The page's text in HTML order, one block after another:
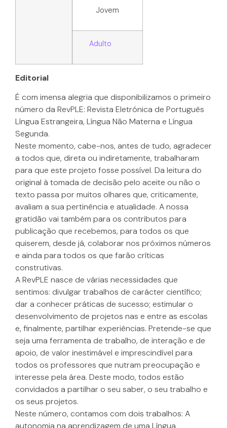
Jovem
Adulto
Editorial
É com imensa alegria que disponibilizamos o primeiro
número da RevPLE: Revista Eletrónica de Português
Língua Estrangeira, Língua Não Materna e Língua
Segunda.
Neste momento, cabe-nos, antes de tudo, agradecer
a todos que, direta ou indiretamente, trabalharam
para que este projeto fosse possível. Da leitura do
original à tomada de decisão pelo aceite ou não o
texto passa por muitos olhares que, criticamente,
avaliam a sua pertinência e atualidade. A nossa
gratidão vai também para os contributos para
publicação que recebemos, para todos os que
quiserem, desde já, colaborar nos próximos números
e ainda para todos os que farão críticas
construtivas.
A RevPLE nasce de várias necessidades que
sentimos: divulgar trabalhos de carácter científico;
dar a conhecer práticas de sucesso; estimular o
desenvolvimento de projetos nas e entre as escolas
e, finalmente, partilhar experiências. Pretende-se que
seja uma ferramenta de trabalho, de interação e de
apoio, de valor inestimável e imprescindível para
todos os professores que nutram preocupação e
interesse pela área. Deste modo, todos estão
convidados a partilhar o seu saber, o seu trabalho e
os seus projetos.
Neste número, contamos com dois trabalhos: A